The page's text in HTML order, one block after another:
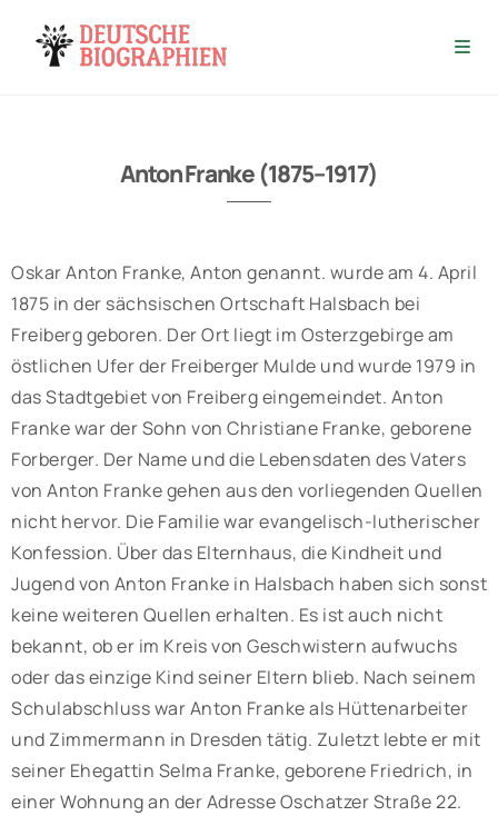
Anton Franke (1875–1917)
Oskar Anton Franke, Anton genannt. wurde am 4. April
1875 in der sächsischen Ortschaft Halsbach bei
Freiberg geboren. Der Ort liegt im Osterzgebirge am
östlichen Ufer der Freiberger Mulde und wurde 1979 in
das Stadtgebiet von Freiberg eingemeindet. Anton
Franke war der Sohn von Christiane Franke, geborene
Forberger. Der Name und die Lebensdaten des Vaters
von Anton Franke gehen aus den vorliegenden Quellen
nicht hervor. Die Familie war evangelisch-lutherischer
Konfession. Über das Elternhaus, die Kindheit und
Jugend von Anton Franke in Halsbach haben sich sonst
keine weiteren Quellen erhalten. Es ist auch nicht
bekannt, ob er im Kreis von Geschwistern aufwuchs
oder das einzige Kind seiner Eltern blieb. Nach seinem
Schulabschluss war Anton Franke als Hüttenarbeiter
und Zimmermann in Dresden tätig. Zuletzt lebte er mit
seiner Ehegattin Selma Franke, geborene Friedrich, in
einer Wohnung an der Adresse Oschatzer Straße 22.